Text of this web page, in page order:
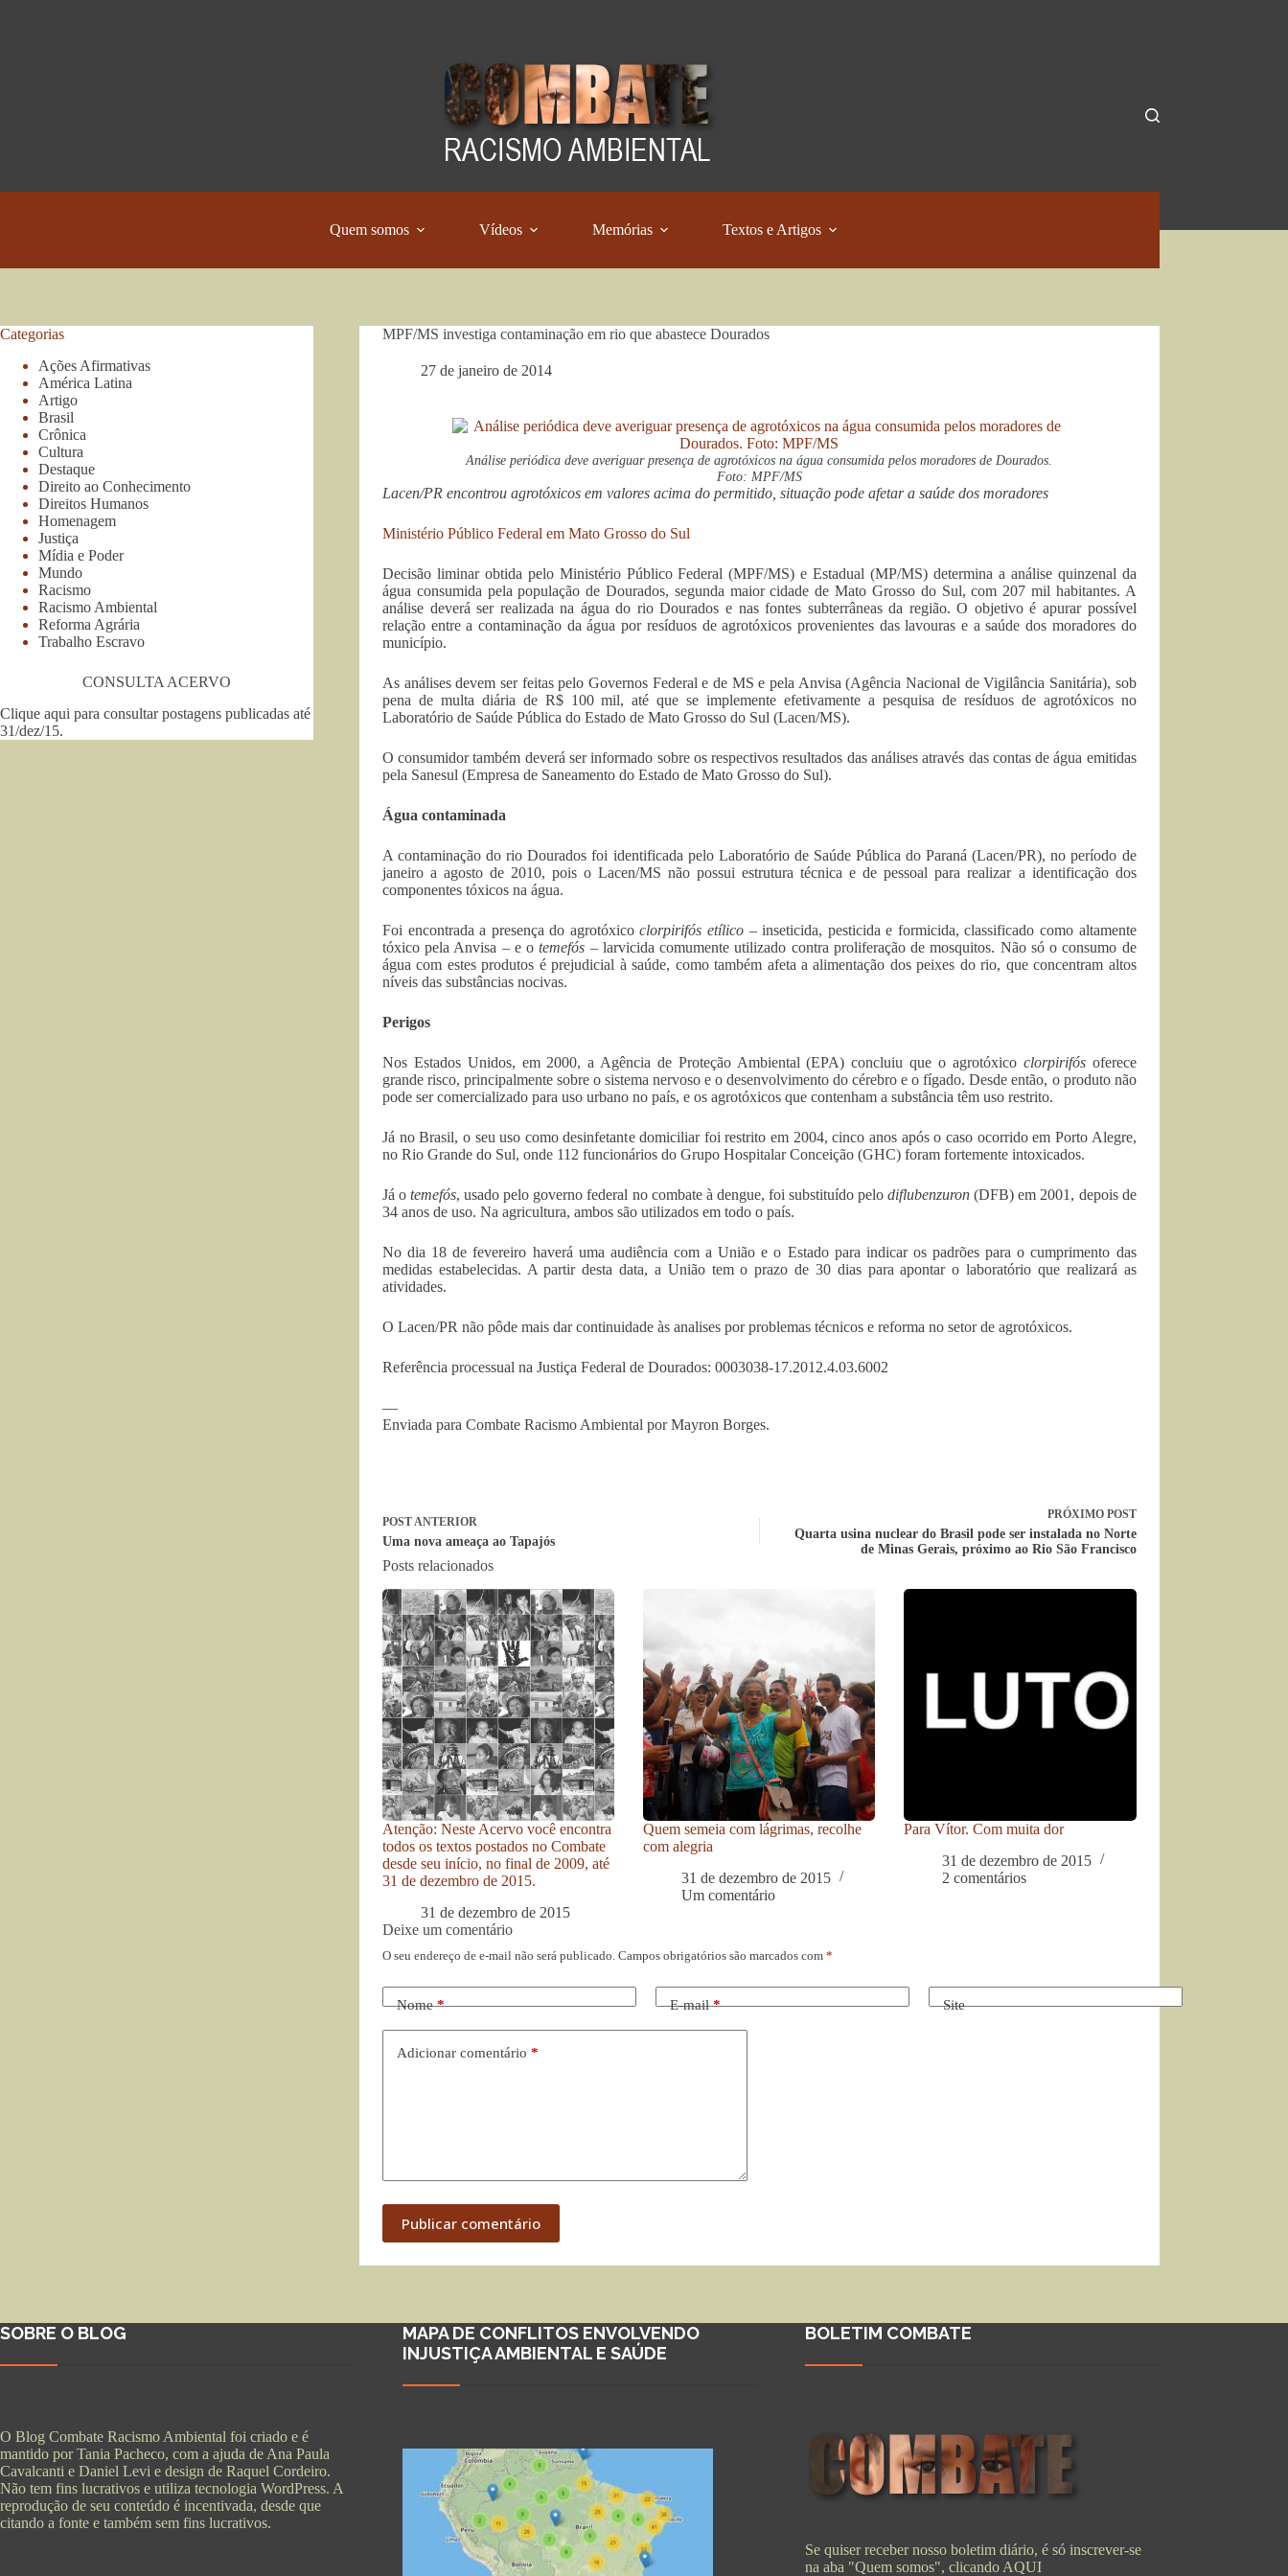
Quem somos Vídeos Memórias Textos e Artigos
MPF/MS investiga contaminação em rio que abastece Dourados
27 de janeiro de 2014
Análise periódica deve averiguar presença de agrotóxicos na água consumida pelos moradores de Dourados.
Foto: MPF/MS
Lacen/PR encontrou agrotóxicos em valores acima do permitido, situação pode afetar a saúde dos moradores
Ministério Público Federal em Mato Grosso do Sul
Decisão liminar obtida pelo Ministério Público Federal (MPF/MS) e Estadual (MP/MS) determina a análise quinzenal da
água consumida pela população de Dourados, segunda maior cidade de Mato Grosso do Sul, com 207 mil habitantes. A
análise deverá ser realizada na água do rio Dourados e nas fontes subterrâneas da região. O objetivo é apurar possível
relação entre a contaminação da água por resíduos de agrotóxicos provenientes das lavouras e a saúde dos moradores do
município.
As análises devem ser feitas pelo Governos Federal e de MS e pela Anvisa (Agência Nacional de Vigilância Sanitária), sob
pena de multa diária de R$ 100 mil, até que se implemente efetivamente a pesquisa de resíduos de agrotóxicos no
Laboratório de Saúde Pública do Estado de Mato Grosso do Sul (Lacen/MS).
O consumidor também deverá ser informado sobre os respectivos resultados das análises através das contas de água emitidas
pela Sanesul (Empresa de Saneamento do Estado de Mato Grosso do Sul).
Água contaminada
A contaminação do rio Dourados foi identificada pelo Laboratório de Saúde Pública do Paraná (Lacen/PR), no período de
janeiro a agosto de 2010, pois o Lacen/MS não possui estrutura técnica e de pessoal para realizar a identificação dos
componentes tóxicos na água.
Foi encontrada a presença do agrotóxicoclorpirifós etílico – inseticida, pesticida e formicida, classificado como altamente
tóxico pela Anvisa – e o temefós – larvicida comumente utilizado contra proliferação de mosquitos. Não só o consumo de
água com estes produtos é prejudicial à saúde, como também afeta a alimentação dos peixes do rio, que concentram altos
níveis das substâncias nocivas.
Perigos
Nos Estados Unidos, em 2000, a Agência de Proteção Ambiental (EPA) concluiu que o agrotóxico clorpirifósoferece
grande risco, principalmente sobre o sistema nervoso e o desenvolvimento do cérebro e o fígado. Desde então, o produto não
pode ser comercializado para uso urbano no país, e os agrotóxicos que contenham a substância têm uso restrito.
Já no Brasil, o seu uso como desinfetante domiciliar foi restrito em 2004, cinco anos após o caso ocorrido em Porto Alegre,
no Rio Grande do Sul, onde 112 funcionários do Grupo Hospitalar Conceição (GHC) foram fortemente intoxicados.
Já otemefós, usado pelo governo federal no combate à dengue, foi substituído pelo diflubenzuron(DFB) em 2001, depois de
34 anos de uso. Na agricultura, ambos são utilizados em todo o país.
No dia 18 de fevereiro haverá uma audiência com a União e o Estado para indicar os padrões para o cumprimento das
medidas estabelecidas. A partir desta data, a União tem o prazo de 30 dias para apontar o laboratório que realizará as
atividades.
O Lacen/PR não pôde mais dar continuidade às analises por problemas técnicos e reforma no setor de agrotóxicos.
Referência processual na Justiça Federal de Dourados: 0003038-17.2012.4.03.6002
—
Enviada para Combate Racismo Ambiental por Mayron Borges.
POSTANTERIOR
Uma nova ameaça ao Tapajós
PRÓXIMO POST
Quarta usina nuclear do Brasil pode ser instalada no Norte
de Minas Gerais, próximo ao Rio São Francisco
Posts relacionados
Atenção: Neste Acervo você encontra
todos os textos postados no Combate
desde seu início, no final de 2009, até
31 de dezembro de 2015.
31 de dezembro de 2015
Quem semeia com lágrimas, recolhe
com alegria
31 de dezembro de 2015
Um comentário
Para Vítor. Com muita dor
31 de dezembro de 2015
2 comentários
Deixe um comentário
O seu endereço de e-mail não será publicado. Campos obrigatórios são marcados com *
Nome* E-mail* Site
Adicionar comentário *
Publicar comentário
Categorias
Ações Afirmativas
América Latina
Artigo
Brasil
Crônica
Cultura
Destaque
Direito ao Conhecimento
Direitos Humanos
Homenagem
Justiça
Mídia e Poder
Mundo
Racismo
Racismo Ambiental
Reforma Agrária
Trabalho Escravo
CONSULTA ACERVO
Clique aqui para consultar postagens publicadas até
31/dez/15.
SOBRE O BLOG
O Blog Combate Racismo Ambiental foi criado e é
mantido por Tania Pacheco, com a ajuda de Ana Paula
Cavalcanti e Daniel Levi e design de Raquel Cordeiro.
Não tem fins lucrativos e utiliza tecnologia WordPress. A
reprodução de seu conteúdo é incentivada, desde que
citando a fonte e também sem fins lucrativos.
MAPA DE CONFLITOS ENVOLVENDO
INJUSTIÇA AMBIENTAL E SAÚDE
BOLETIM COMBATE
Se quiser receber nosso boletim diário, é só inscrever-se
na aba "Quem somos", clicando AQUI